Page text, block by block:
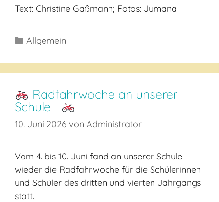
Text: Christine Gaßmann; Fotos: Jumana
Kategorien
Allgemein
Radfahrwoche an unserer
Schule
10. Juni 2026 von Administrator
Vom 4. bis 10. Juni fand an unserer Schule
wieder die Radfahrwoche für die Schülerinnen
und Schüler des dritten und vierten Jahrgangs
statt.